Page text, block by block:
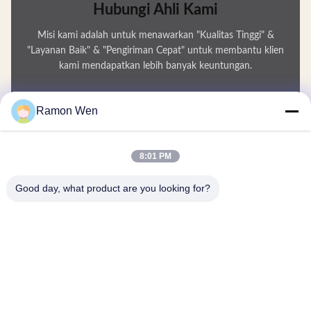
Hubungi Ahli Kami
Misi kami adalah untuk menawarkan "Kualitas Tinggi" &
"Layanan Baik" & "Pengiriman Cepat" untuk membantu klien
kami mendapatkan lebih banyak keuntungan.
Nama Anda
Ramon Wen
8:01 PM
Good day, what product are you looking for?